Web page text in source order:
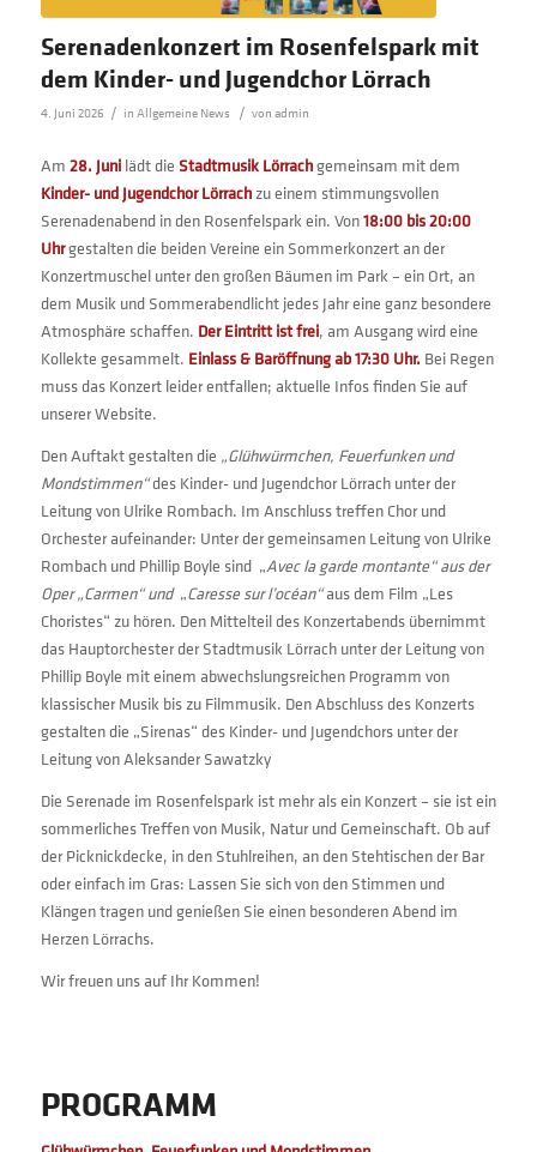
Serenadenkonzert im Rosenfelspark mit
dem Kinder- und Jugendchor Lörrach
4. Juni 2026 / in Allgemeine News / von admin
Am 28. Junilädt die Stadtmusik Lörrachgemeinsam mit dem
Kinder- und Jugendchor Lörrachzu einem stimmungsvollen
Serenadenabend in den Rosenfelspark ein. Von18:00 bis 20:00
Uhrgestalten die beiden Vereine ein Sommerkonzert an der
Konzertmuschel unter den großen Bäumen im Park – ein Ort, an
dem Musik und Sommerabendlicht jedes Jahr eine ganz besondere
Atmosphäre schaffen. Der Eintritt ist frei, am Ausgang wird eine
Kollekte gesammelt. Einlass & Baröffnung ab 17:30 Uhr. Bei Regen
muss das Konzert leider entfallen; aktuelle Infos finden Sie auf
unserer Website.
Den Auftakt gestalten die „Glühwürmchen, Feuerfunken und
Mondstimmen“des Kinder- und Jugendchor Lörrach unter der
Leitung von Ulrike Rombach. Im Anschluss treffen Chor und
Orchester aufeinander: Unter der gemeinsamen Leitung von Ulrike
Rombach und Phillip Boyle sind „Avec la garde montante“ aus der
Oper „Carmen“ und „Caresse sur l’océan“aus dem Film „Les
Choristes“ zu hören. Den Mittelteil des Konzertabends übernimmt
das Hauptorchester der Stadtmusik Lörrach unter der Leitung von
Phillip Boyle mit einem abwechslungsreichen Programm von
klassischer Musik bis zu Filmmusik. Den Abschluss des Konzerts
gestalten die „Sirenas“ des Kinder- und Jugendchors unter der
Leitung von Aleksander Sawatzky
Die Serenade im Rosenfelspark ist mehr als ein Konzert – sie ist ein
sommerliches Treffen von Musik, Natur und Gemeinschaft. Ob auf
der Picknickdecke, in den Stuhlreihen, an den Stehtischen der Bar
oder einfach im Gras: Lassen Sie sich von den Stimmen und
Klängen tragen und genießen Sie einen besonderen Abend im
Herzen Lörrachs.
Wir freuen uns auf Ihr Kommen!
PROGRAMM